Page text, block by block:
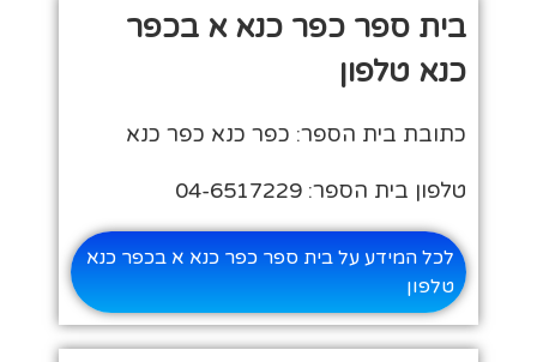
בית ספר כפר כנא א בכפר
כנא טלפון
כתובת בית הספר: כפר כנא כפר כנא
טלפון בית הספר: 04-6517229
לכל המידע על בית ספר כפר כנא א בכפר כנא
טלפון